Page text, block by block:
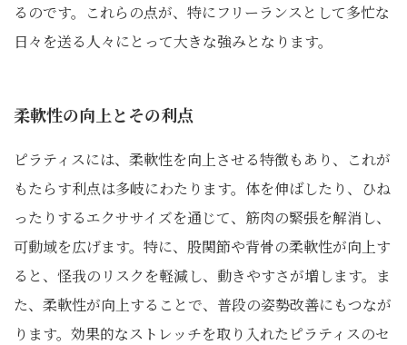
るのです。これらの点が、特にフリーランスとして多忙な
日々を送る人々にとって大きな強みとなります。
柔軟性の向上とその利点
ピラティスには、柔軟性を向上させる特徴もあり、これが
もたらす利点は多岐にわたります。体を伸ばしたり、ひね
ったりするエクササイズを通じて、筋肉の緊張を解消し、
可動域を広げます。特に、股関節や背骨の柔軟性が向上す
ると、怪我のリスクを軽減し、動きやすさが増します。ま
た、柔軟性が向上することで、普段の姿勢改善にもつなが
ります。効果的なストレッチを取り入れたピラティスのセ